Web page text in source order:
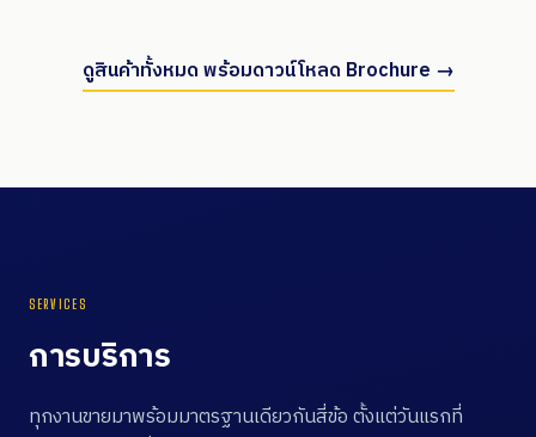
ดูสินค้าทั้งหมด พร้อมดาวน์โหลด Brochure →
SERVICES
การบริการ
ทุกงานขายมาพร้อมมาตรฐานเดียวกันสี่ข้อ ตั้งแต่วันแรกที่